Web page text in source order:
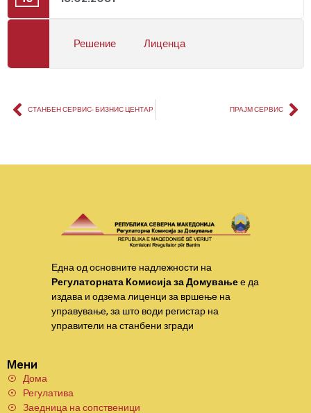
Решение Лиценца
СТАНБЕН СЕРВИС- БИЗНИС ЦЕНТАР ПРАЈМ СЕРВИС
Една од основните надлежности на
Регулаторната Комисија за Домувањее да
издава и одзема лиценци за вршење на
управување, за што води регистар на
управители на станбени згради
Мени
Дома
Регулатива
Заедница на сопственици